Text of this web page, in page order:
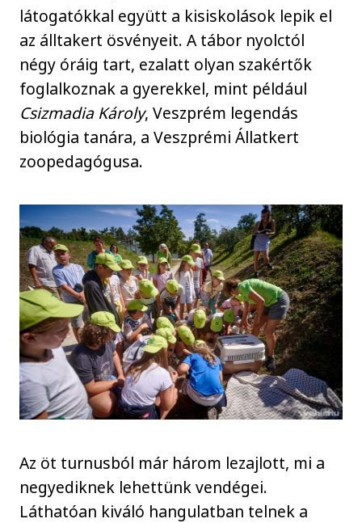
látogatókkal együtt a kisiskolások lepik el
az álltakert ösvényeit. A tábor nyolctól
négy óráig tart, ezalatt olyan szakértők
foglalkoznak a gyerekkel, mint például
Csizmadia Károly, Veszprém legendás
biológia tanára, a Veszprémi Állatkert
zoopedagógusa.
Az öt turnusból már három lezajlott, mi a
negyediknek lehettünk vendégei.
Láthatóan kiváló hangulatban telnek a